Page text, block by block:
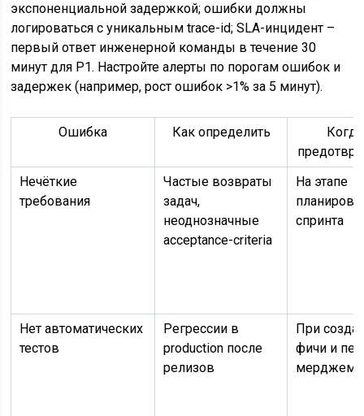
экспоненциальной задержкой; ошибки должны
логироваться с уникальным trace-id; SLA-инцидент –
первый ответ инженерной команды в течение 30
минут для P1. Настройте алерты по порогам ошибок и
задержек (например, рост ошибок >1% за 5 минут).
Ошибка Как определить
Когда
Нечёткие
требования
Частые возвраты
задач,
неоднозначные
acceptance-criteria
На этапе
спринта
Нет автоматических
тестов
Регрессии в
production после
релизов
При
фичи и
мерджем